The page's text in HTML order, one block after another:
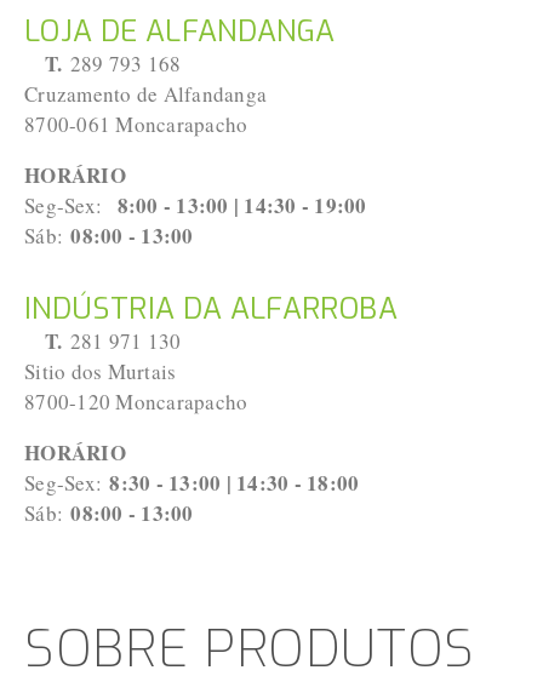
LOJA DE ALFANDANGA
T. 289 793 168
Cruzamento de Alfandanga
8700-061 Moncarapacho
HORÁRIO
Seg-Sex: 8:00 - 13:00 | 14:30 - 19:00
Sáb: 08:00 - 13:00
INDÚSTRIA DA ALFARROBA
T. 281 971 130
Sitio dos Murtais
8700-120 Moncarapacho
HORÁRIO
Seg-Sex: 8:30 - 13:00 | 14:30 - 18:00
Sáb: 08:00 - 13:00
SOBRE PRODUTOS